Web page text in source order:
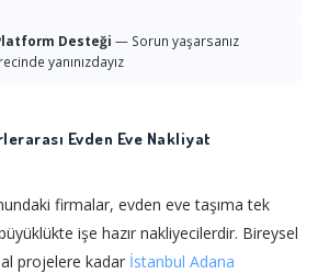
Desteği — Sorun yaşarsanız
yanınızdayız
Evden Eve Nakliyat
firmalar, evden eve taşıma tek
işe hazır nakliyecilerdir. Bireysel
projelere kadar İstanbul Adana